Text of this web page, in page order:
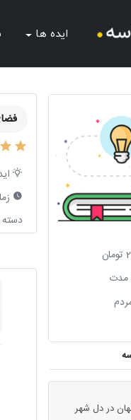
ایده ها
تومان
مدت
در دل شهر